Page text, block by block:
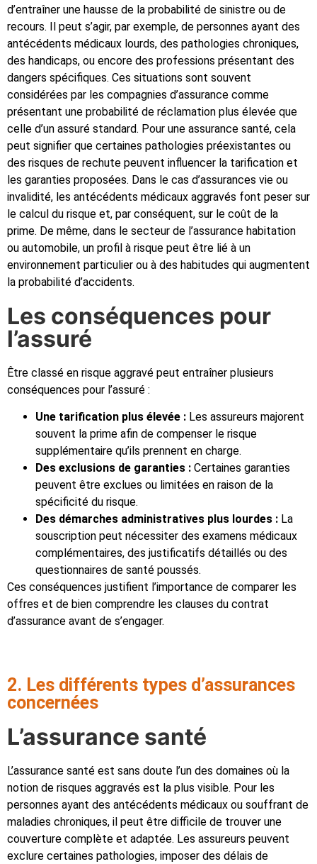
d’entraîner une hausse de la probabilité de sinistre ou de
recours. Il peut s’agir, par exemple, de personnes ayant des
antécédents médicaux lourds, des pathologies chroniques,
des handicaps, ou encore des professions présentant des
dangers spécifiques. Ces situations sont souvent
considérées par les compagnies d’assurance comme
présentant une probabilité de réclamation plus élevée que
celle d’un assuré standard. Pour une assurance santé, cela
peut signifier que certaines pathologies préexistantes ou
des risques de rechute peuvent influencer la tarification et
les garanties proposées. Dans le cas d’assurances vie ou
invalidité, les antécédents médicaux aggravés font peser sur
le calcul du risque et, par conséquent, sur le coût de la
prime. De même, dans le secteur de l’assurance habitation
ou automobile, un profil à risque peut être lié à un
environnement particulier ou à des habitudes qui augmentent
la probabilité d’accidents.
Les conséquences pour
l’assuré
Être classé en risque aggravé peut entraîner plusieurs
conséquences pour l’assuré :
Une tarification plus élevée : Les assureurs majorent
souvent la prime afin de compenser le risque
supplémentaire qu’ils prennent en charge.
Des exclusions de garanties : Certaines garanties
peuvent être exclues ou limitées en raison de la
spécificité du risque.
Des démarches administratives plus lourdes : La
souscription peut nécessiter des examens médicaux
complémentaires, des justificatifs détaillés ou des
questionnaires de santé poussés.
Ces conséquences justifient l’importance de comparer les
offres et de bien comprendre les clauses du contrat
d’assurance avant de s’engager.
2. Les différents types d’assurances
concernées
L’assurance santé
L’assurance santé est sans doute l’un des domaines où la
notion de risques aggravés est la plus visible. Pour les
personnes ayant des antécédents médicaux ou souffrant de
maladies chroniques, il peut être difficile de trouver une
couverture complète et adaptée. Les assureurs peuvent
exclure certaines pathologies, imposer des délais de